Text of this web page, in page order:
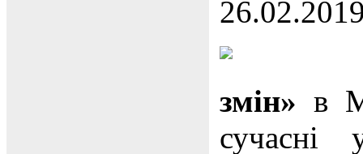
змін» в
сучасні